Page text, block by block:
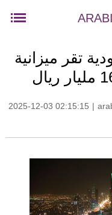
تقر ميزانية
2025-12-03 02:15:15 |